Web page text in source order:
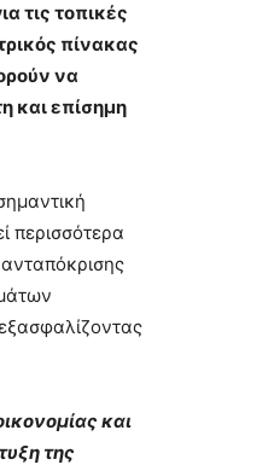
τις τοπικές
πίνακας
να
και επίσημη
περισσότερα
και
της